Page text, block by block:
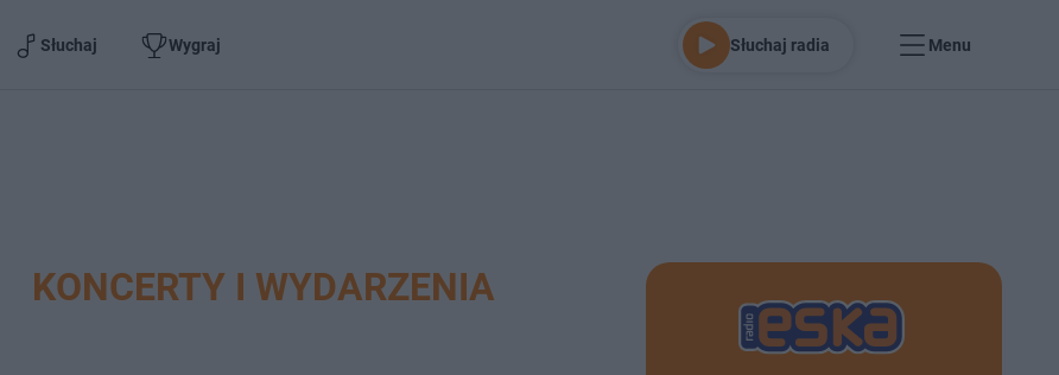
Słuchaj Wygraj Słuchaj radia Menu
KONCERTY I WYDARZENIA